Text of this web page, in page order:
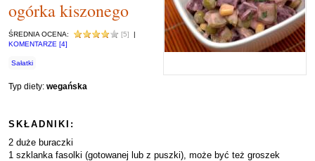
ogórka kiszonego
ŚREDNIA OCENA: [5]
|
KOMENTARZE [4]
Sałatki
Typ diety: wegańska
SKŁADNIKI:
2 duże buraczki
1 szklanka fasolki (gotowanej lub z puszki), może być też groszek